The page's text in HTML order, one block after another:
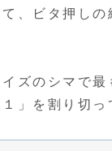
、ビタ押し
ズのシマで
」を割り切っ